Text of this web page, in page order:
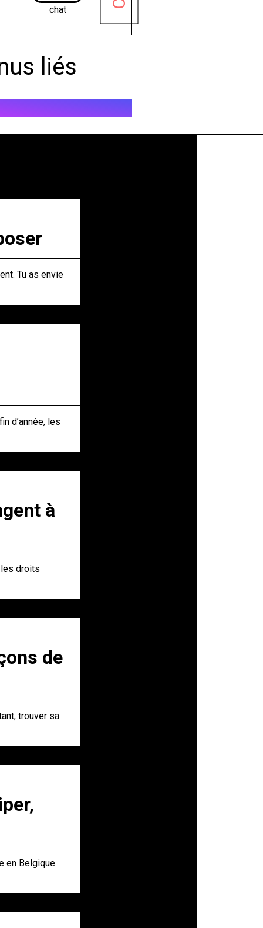
chat
liés
Tu as envie
d’année, les
à
les droits
de
trouver sa
en Belgique